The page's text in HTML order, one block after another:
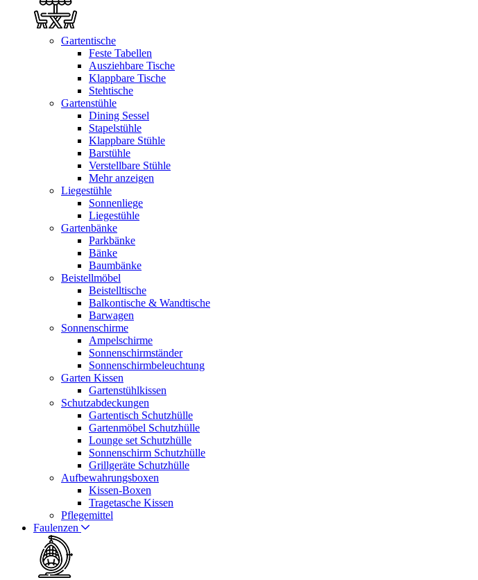
Gartentische
Feste Tabellen
Ausziehbare Tische
Klappbare Tische
Stehtische
Gartenstühle
Dining Sessel
Stapelstühle
Klappbare Stühle
Barstühle
Verstellbare Stühle
Mehr anzeigen
Liegestühle
Sonnenliege
Liegestühle
Gartenbänke
Parkbänke
Bänke
Baumbänke
Beistellmöbel
Beistelltische
Balkontische & Wandtische
Barwagen
Sonnenschirme
Ampelschirme
Sonnenschirmständer
Sonnenschirmbeleuchtung
Garten Kissen
Gartenstühlkissen
Schutzabdeckungen
Gartentisch Schutzhülle
Gartenmöbel Schutzhülle
Lounge set Schutzhülle
Sonnenschirm Schutzhülle
Grillgeräte Schutzhülle
Aufbewahrungsboxen
Kissen-Boxen
Tragetasche Kissen
Pflegemittel
Faulenzen